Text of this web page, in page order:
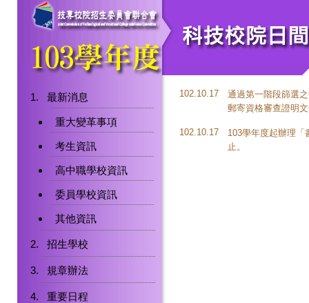
最新消息
重大變革事項
考生資訊
高中職學校資訊
委員學校資訊
其他資訊
招生學校
規章辦法
重要日程
102.10.17
通過第一階段篩選
郵寄資格審查證明
102.10.17
103學年度起辦理「
止。